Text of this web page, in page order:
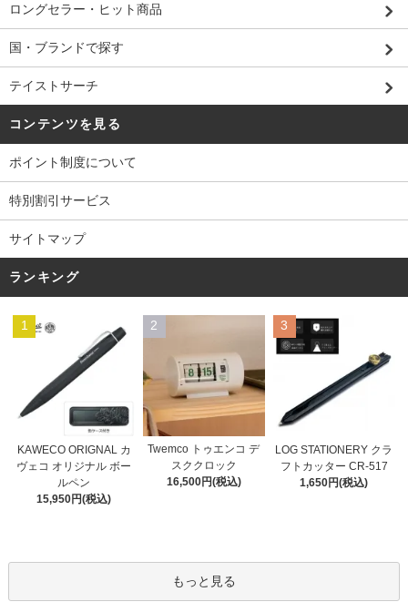
ロングセラー・ヒット商品
国・ブランドで探す
テイストサーチ
コンテンツを見る
ポイント制度について
特別割引サービス
サイトマップ
ランキング
1
KAWECO ORIGNAL カ
ヴェコ オリジナル ボー
ルペン
15,950円(税込)
2
Twemco トゥエンコ デ
スククロック
16,500円(税込)
3
LOG STATIONERY クラ
フトカッター CR-517
1,650円(税込)
もっと見る